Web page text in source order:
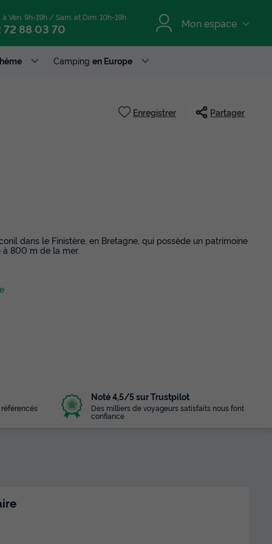
à Ven. 9h-19h / Sam. et Dim. 10h-19h
72 88 03 70 Mon espace
Camping en Europe
Enregistrer Partager
dans le Finistère, en Bretagne, qui possède un patrimoine
800 m de la mer.
Noté 4,5/5 sur Trustpilot
Des milliers de voyageurs satisfaits nous font
confiance